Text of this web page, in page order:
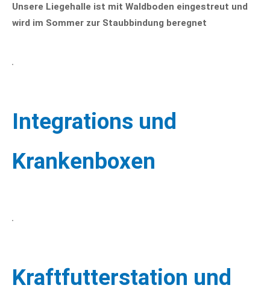
Unsere Liegehalle ist mit Waldboden eingestreut und
wird im Sommer zur Staubbindung beregnet
Integrations und
Krankenboxen
Kraftfutterstation und